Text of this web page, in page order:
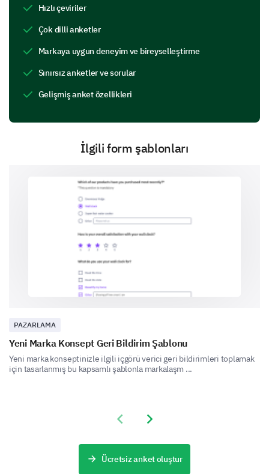
Our brand embodies reliability.
Our brand symbols are distinctive.
Our brand appeals to my personal interests.
Brand Recall
How easily can you recall our brand without any
Do you remember any specific marketing
campaign of our brand?
Comment: If yes, please describe
Yes
Please enter your comment here:
Hızlı çeviriler
Çok dilli anketler
Markaya uygun deneyim ve bireyselleştirme
Sınırsız anketler ve sorular
Gelişmiş anket özellikleri
İlgili form şablonları
PAZARLAMA
Yeni Marka Konsept Geri Bildirim Şablonu
Yeni marka konseptinizle ilgili içgörü verici geri bildirimleri toplamak
için tasarlanmış bu kapsamlı şablonla markalaşm ...
Previous slide
Next slide
Ücretsiz anket oluştur